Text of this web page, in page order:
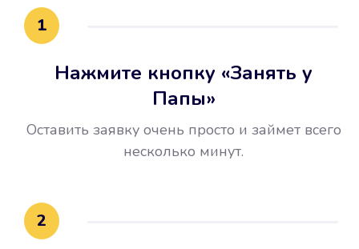
1
Нажмите кнопку «Занять у
Папы»
Оставить заявку очень просто и займет всего
несколько минут.
2